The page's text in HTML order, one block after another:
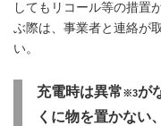
してもリコール等の措置
ぶ際は、事業者と連絡が
い。
充電時は異常※3が
くに物を置かない